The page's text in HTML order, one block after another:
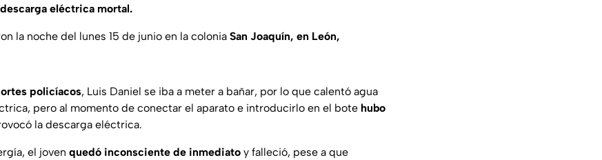
descarga eléctrica mortal.
la noche del lunes 15 de junio en la colonia San Joaquín, en León,
policíacos, Luis Daniel se iba a meter a bañar, por lo que calentó agua
pero al momento de conectar el aparato e introducirlo en el bote hubo
la descarga eléctrica.
el joven quedó inconsciente de inmediato y falleció, pese a que